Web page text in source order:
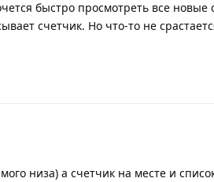
быстро просмотреть все
счетчик. Но что-то не
низа) а счетчик на месте и